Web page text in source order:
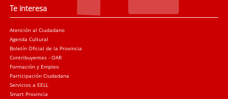
Te interesa
Atención al Ciudadano
Agenda Cultural
Boletín Oficial de la Provincia
Contribuyentes - OAR
Formación y Empleo
Participación Ciudadana
Servicios a EELL
Smart Provincia